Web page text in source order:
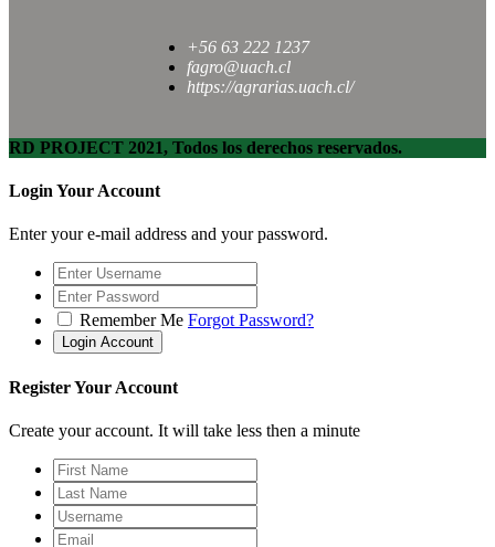
+56 63 222 1237
fagro@uach.cl
https://agrarias.uach.cl/
RD PROJECT 2021, Todos los derechos reservados.
Login Your Account
Enter your e-mail address and your password.
Remember Me Forgot Password?
Register Your Account
Create your account. It will take less then a minute